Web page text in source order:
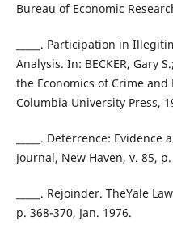
Bureau of Economic
_____. Participation in
Analysis. In: BECKER, Gary
the Economics of Crime and
Columbia University Press,
_____. Deterrence:
Journal, New Haven, v. 85,
_____. Rejoinder. TheYale
p. 368-370, Jan. 1976.